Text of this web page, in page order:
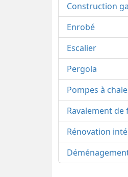
Construction
Enrobé
Escalier
Pergola
Pompes à
Ravalement de
Rénovation